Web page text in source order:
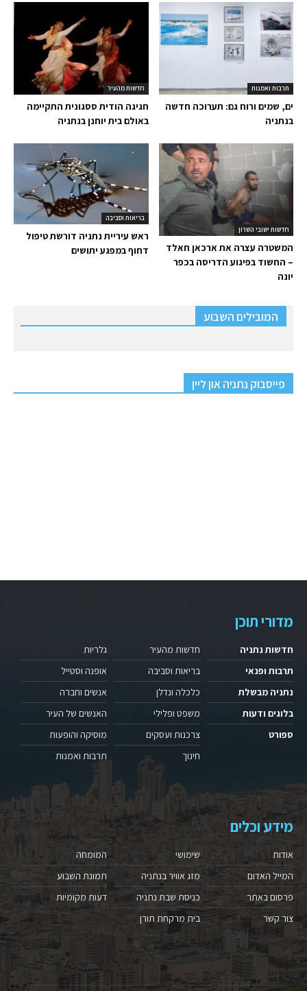
חדשות מהעיר
חגיגה הודית ססגונית התקיימה
באולם בית יוחנן בנתניה
תרבות ואמנות
ים, שמים ורוח גם: תערוכה חדשה
בנתניה
בריאות וסביבה
ראש עיריית נתניה דורשת טיפול
דחוף במפגע יתושים
חדשות ישובי השרון
המשטרה עצרה את ארכאן חאלד
– החשוד בפיגוע הדריסה בכפר
יונה
המובילים השבוע
פייסבוק נתניה און ליין
מדורי תוכן
חדשות נתניה
תרבות ופנאי
נתניה מבשלת
בלוגים ודעות
ספורט
חדשות מהעיר
בריאות וסביבה
כלכלה ונדלן
משפט ופלילי
צרכנות ועסקים
חינוך
גלריות
אופנה וסטייל
אנשים וחברה
האנשים של העיר
מוסיקה והופעות
תרבות ואמנות
מידע וכלים
אודות
המייל האדום
פרסום באתר
צור קשר
שימושי
מזג אוויר בנתניה
כניסת שבת נתניה
בית מרקחת תורן
המומחה
תמונת השבוע
דעות מקומיות